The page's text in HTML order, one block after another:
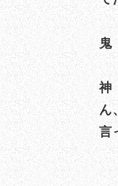
鬼
神
ん
言